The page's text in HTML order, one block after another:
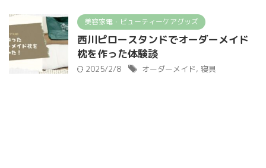
美容家電・ビューティーケアグッズ
西川ピロースタンドでオーダーメイド
枕を作った体験談
2025/2/8 オーダーメイド, 寝具